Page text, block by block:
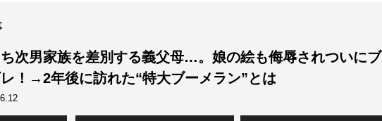
次男家族を差別する義父母…。娘の絵も侮辱されついにブ
！→2年後に訪れた“特大ブーメラン”とは